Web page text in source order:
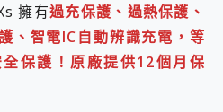
擁有過充保護、過熱保護、
、智電IC自動辨識充電，等
保護！原廠提供12個月保